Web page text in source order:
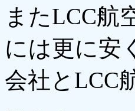
またLCC航
には更に安
会社とLCC